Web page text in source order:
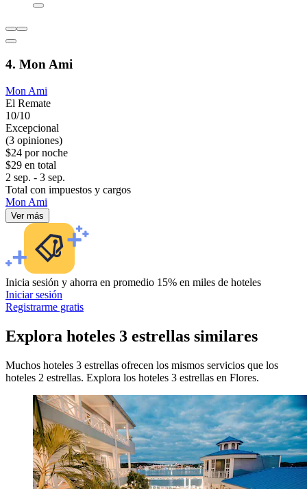
4. Mon Ami
Mon Ami
El Remate
10/10
Excepcional
(3 opiniones)
$24 por noche
$29 en total
2 sep. - 3 sep.
Total con impuestos y cargos
Mon Ami
Ver más
Inicia sesión y ahorra en promedio 15% en miles de hoteles
Iniciar sesión
Registrarme gratis
Explora hoteles 3 estrellas similares
Muchos hoteles 3 estrellas ofrecen los mismos servicios que los
hoteles 2 estrellas. Explora los hoteles 3 estrellas en Flores.